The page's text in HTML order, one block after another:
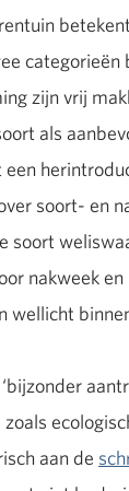
categorieën
zijn vrij
als
soort- en
soort
nakweek
wellicht
aan de